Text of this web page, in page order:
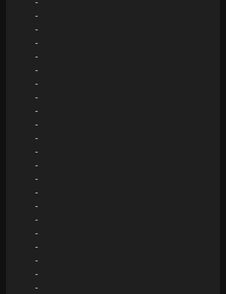
-
-
-
-
-
-
-
-
-
-
-
-
-
-
-
-
-
-
-
-
-
-